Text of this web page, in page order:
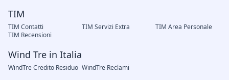
TIM
TIM Contatti TIM Servizi Extra
TIM Area Personale
TIM Recensioni
Wind Tre in Italia
WindTre Credito Residuo WindTre Reclami